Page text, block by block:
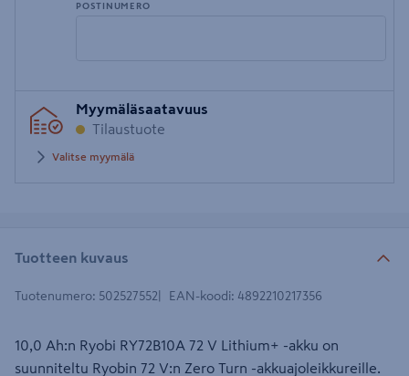
POSTINUMERO
postinumero
Myymäläsaatavuus
Tilaustuote
Valitse myymälä
Tuotteen kuvaus
Tuotenumero: 502527552 EAN-koodi: 4892210217356
10,0 Ah:n Ryobi RY72B10A 72 V Lithium+ -akku on
suunniteltu Ryobin 72 V:n Zero Turn -akkuajoleikkureille.